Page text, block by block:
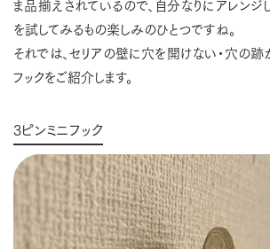
ま品揃えされているので、自分なりにアレン
を試してみるもの楽しみのひとつですね。
それでは、セリアの壁に穴を開けない・穴の
フックをご紹介します。
3ピンミニフック